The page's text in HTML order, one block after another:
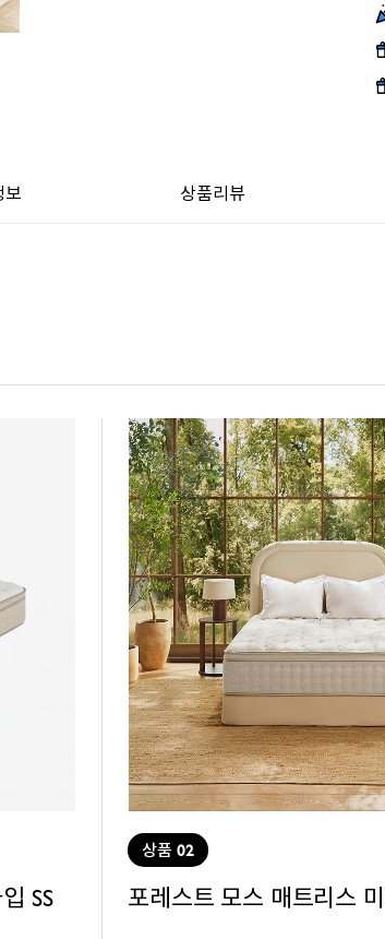
보 상품리뷰
SS
상품 02
포레스트 모스 매트리스